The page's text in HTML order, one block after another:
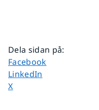
Dela sidan på:
Dela sidan på
Facebook
Dela sidan på
LinkedIn
Dela sidan på
X